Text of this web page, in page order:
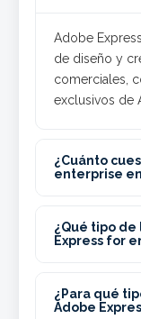
Adobe
de diseño y
comerciales,
exclusivos de
¿Cuánto
enterprise
¿Qué tipo
Express for
¿Para qué
Adobe